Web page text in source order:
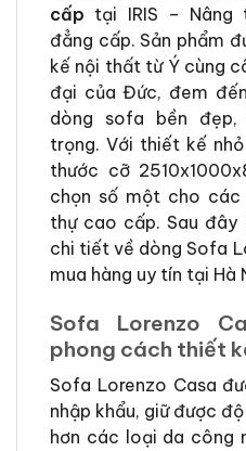
cấp tại IRIS – Nâng
đẳng cấp. Sản phẩm
kế nội thất từ Ý cùng
đại của Đức, đem
dòng sofa bền đẹp,
trọng. Với thiết kế
thước cỡ
chọn số một cho
thự cao cấp. Sau đây
chi tiết về dòng Sofa
mua hàng uy tín tại Hà
Sofa Lorenzo
phong cách thiết
Sofa Lorenzo Casa
nhập khẩu, giữ được
hơn các loại da công